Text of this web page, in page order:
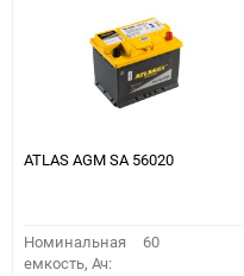
ATLAS AGM SA 56020
Номинальная
емкость, Ач:
60